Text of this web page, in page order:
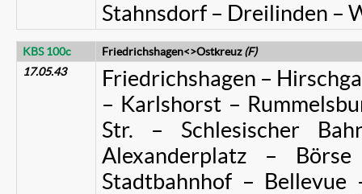
Stahnsdorf – Dreilinden –
KBS 100c Friedrichshagen<>Ostkreuz(F)
17.05.43
Friedrichshagen –
– Karlshorst –
Str. – Schlesischer
Alexanderplatz –
Stadtbahnhof –